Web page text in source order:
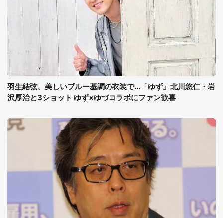
羽生結弦、美しいブルー基調の衣装で...「ゆず」北川悠仁・岩
沢厚治と3ショット ゆず×ゆづコラボにファン歓喜